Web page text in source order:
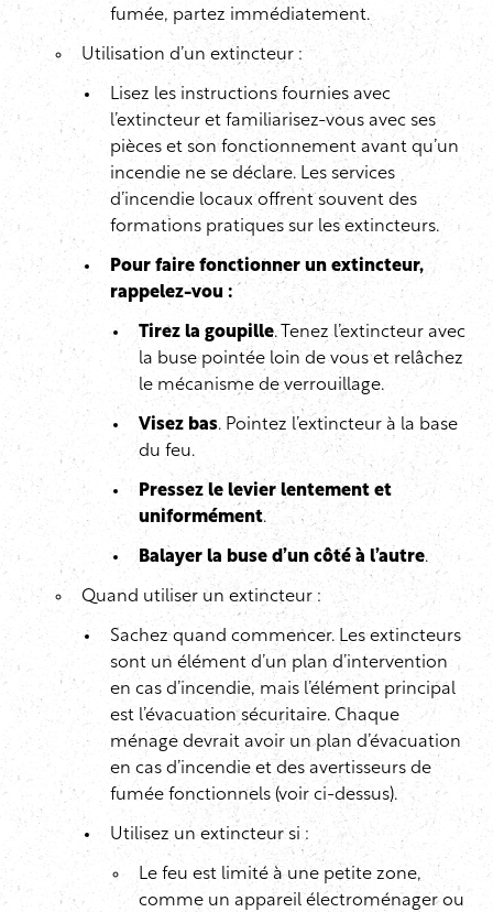
fumée, partez immédiatement.
Utilisation d’un extincteur :
Lisez les instructions fournies avec
l’extincteur et familiarisez-vous avec ses
pièces et son fonctionnement avant qu’un
incendie ne se déclare. Les services
d’incendie locaux offrent souvent des
formations pratiques sur les extincteurs.
Pour faire fonctionner un extincteur,
rappelez-vou :
Tirez la goupille. Tenez l’extincteur avec
la buse pointée loin de vous et relâchez
le mécanisme de verrouillage.
Visez bas. Pointez l’extincteur à la base
du feu.
Pressez le levier lentement et
uniformément.
Balayer la buse d’un côté à l’autre.
Quand utiliser un extincteur :
Sachez quand commencer. Les extincteurs
sont un élément d’un plan d’intervention
en cas d’incendie, mais l’élément principal
est l’évacuation sécuritaire. Chaque
ménage devrait avoir un plan d’évacuation
en cas d’incendie et des avertisseurs de
fumée fonctionnels (voir ci-dessus).
Utilisez un extincteur si :
Le feu est limité à une petite zone,
comme un appareil électroménager ou